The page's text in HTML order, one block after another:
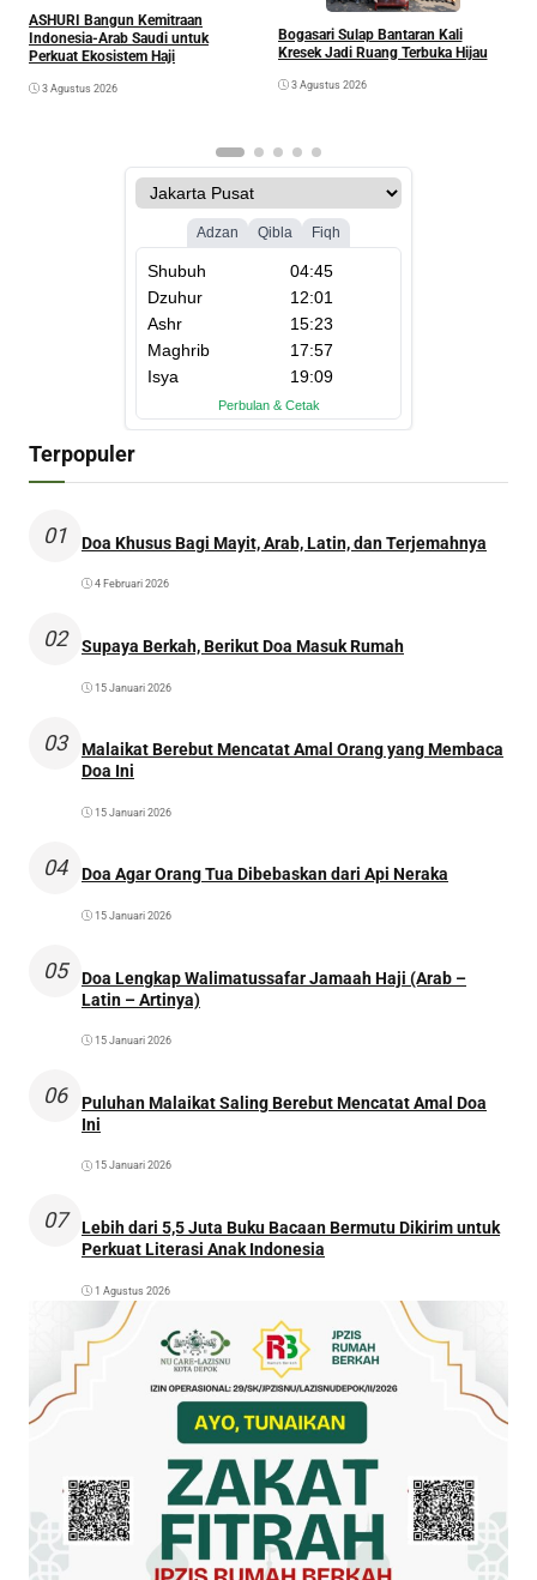
ASHURI Bangun Kemitraan
Indonesia-Arab Saudi untuk
Perkuat Ekosistem Haji
3 Agustus 2026
Bogasari Sulap Bantaran Kali
Kresek Jadi Ruang Terbuka Hijau
3 Agustus 2026
Terpopuler
01 Doa Khusus Bagi Mayit, Arab, Latin, dan Terjemahnya
4 Februari 2026
02 Supaya Berkah, Berikut Doa Masuk Rumah
15 Januari 2026
03
Malaikat Berebut Mencatat Amal Orang yang Membaca
Doa Ini
15 Januari 2026
04 Doa Agar Orang Tua Dibebaskan dari Api Neraka
15 Januari 2026
05
Doa Lengkap Walimatussafar Jamaah Haji (Arab –
Latin – Artinya)
15 Januari 2026
06
Puluhan Malaikat Saling Berebut Mencatat Amal Doa
Ini
15 Januari 2026
07
Lebih dari 5,5 Juta Buku Bacaan Bermutu Dikirim untuk
Perkuat Literasi Anak Indonesia
1 Agustus 2026